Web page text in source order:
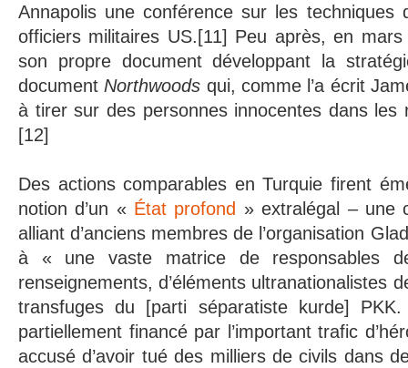
Annapolis une conférence sur les techniques
officiers militaires US.[11] Peu après, en
son propre document développant la
document Northwoods qui, comme l’a écrit
à tirer sur des personnes innocentes dans les
[12]
Des actions comparables en Turquie firent
notion d’un « État profond » extralégal – une
alliant d’anciens membres de l’organisation
à « une vaste matrice de responsables
renseignements, d’éléments ultranationalistes
transfuges du [parti séparatiste kurde] PKK.
partiellement financé par l’important trafic
accusé d’avoir tué des milliers de civils dans